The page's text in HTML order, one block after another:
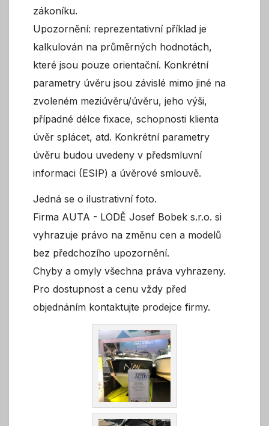
zákoníku.
Upozornění: reprezentativní příklad je
kalkulován na průměrných hodnotách,
které jsou pouze orientační. Konkrétní
parametry úvěru jsou závislé mimo jiné na
zvoleném meziúvěru/úvěru, jeho výši,
případné délce fixace, schopnosti klienta
úvěr splácet, atd. Konkrétní parametry
úvěru budou uvedeny v předsmluvní
informaci (ESIP) a úvěrové smlouvě.
Jedná se o ilustrativní foto.
Firma AUTA - LODĚ Josef Bobek s.r.o. si
vyhrazuje právo na změnu cen a modelů
bez předchozího upozornění.
Chyby a omyly všechna práva vyhrazeny.
Pro dostupnost a cenu vždy před
objednáním kontaktujte prodejce firmy.